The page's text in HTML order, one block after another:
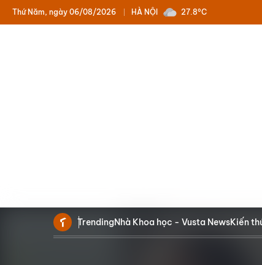
HÀ NỘI
Thứ Năm, ngày 06/08/2026 27.8°C
TrendingNhà Khoa học - Vusta NewsKiến